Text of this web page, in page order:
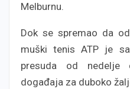
Melburnu.
Dok se spremao da
muški tenis ATP je
presuda od nedelje
događaja za duboko